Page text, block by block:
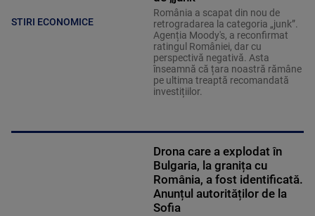
STIRI ECONOMICE
România a scapat din nou de
retrogradarea la categoria „junk”.
Agenția Moody's, a reconfirmat
ratingul României, dar cu
perspectivă negativă. Asta
înseamnă că țara noastră rămâne
pe ultima treaptă recomandată
investițiilor.
Drona care a explodat în
Bulgaria, la granița cu
România, a fost identificată.
Anunțul autorităților de la
Sofia